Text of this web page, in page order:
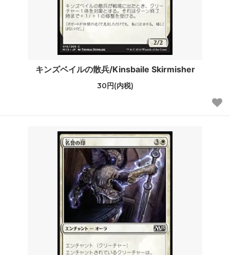
キンズベイルの散兵/Kinsbaile Skirmisher
30円(内税)